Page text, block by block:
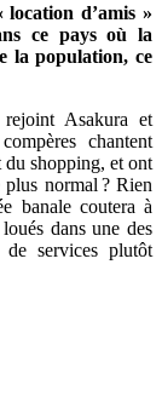
location d’amis »
ce pays où la
la population, ce
Asakura et
chantent
du shopping, et ont
normal ? Rien
banale coutera à
dans une des
de services plutôt